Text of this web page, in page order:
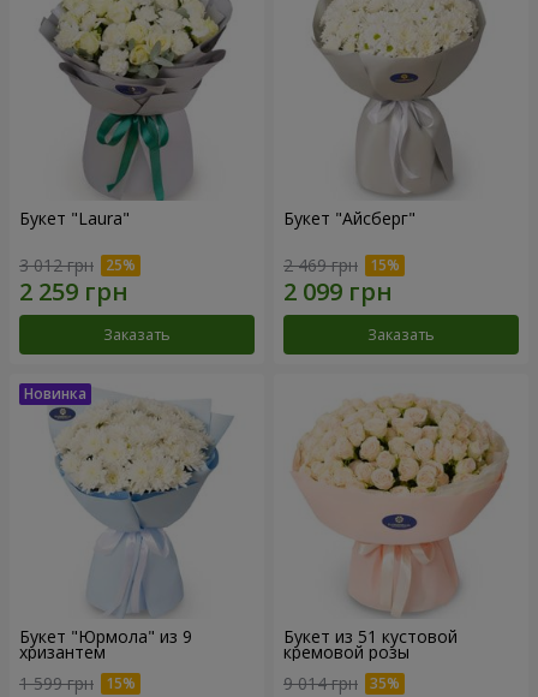
Букет "Laura"
3 012 грн
Заказать
Букет "Айсберг"
2 469 грн
Заказать
Букет "Юрмола" из 9
хризантем
1 599 грн
Букет из 51 кустовой
кремовой розы
9 014 грн